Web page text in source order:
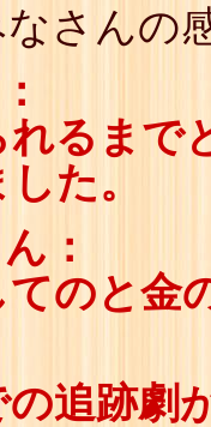
さんの
るまで
た。
：
のと金
の追跡劇